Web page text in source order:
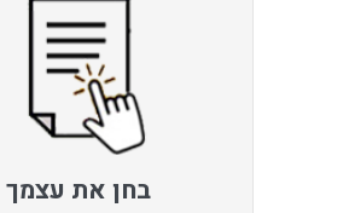
בחן את עצמך